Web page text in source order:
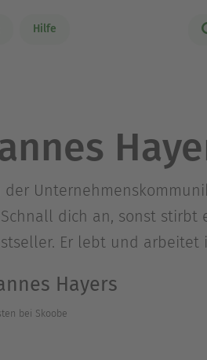
Hilfe
dich an, sonst stirbt
Er lebt und arbeitet
Hayers
bei Skoobe